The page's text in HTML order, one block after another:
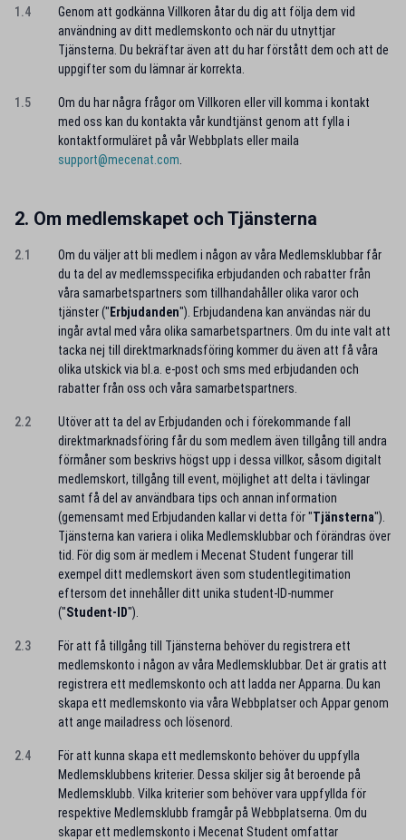
1.4
Genom att godkänna Villkoren åtar du dig att följa dem vid
användning av ditt medlemskonto och när du utnyttjar
Tjänsterna. Du bekräftar även att du har förstått dem och att de
uppgifter som du lämnar är korrekta.
1.5
Om du har några frågor om Villkoren eller vill komma i kontakt
med oss kan du kontakta vår kundtjänst genom att fylla i
kontaktformuläret på vår Webbplats eller maila
support@mecenat.com
2. Om medlemskapet och Tjänsterna
2.1
Om du väljer att bli medlem i någon av våra Medlemsklubbar får
du ta del av medlemsspecifika erbjudanden och rabatter från
våra samarbetspartners som tillhandahåller olika varor och
tjänster (" Erbjudanden"). Erbjudandena kan användas när du
ingår avtal med våra olika samarbetspartners. Om du inte valt att
tacka nej till direktmarknadsföring kommer du även att få våra
olika utskick via bl.a. e-post och sms med erbjudanden och
rabatter från oss och våra samarbetspartners.
2.2
Utöver att ta del av Erbjudanden och i förekommande fall
direktmarknadsföring får du som medlem även tillgång till andra
förmåner som beskrivs högst upp i dessa villkor, såsom digitalt
medlemskort, tillgång till event, möjlighet att delta i tävlingar
samt få del av användbara tips och annan information
(gemensamt med Erbjudanden kallar vi detta för "Tjänsterna").
Tjänsterna kan variera i olika Medlemsklubbar och förändras över
tid. För dig som är medlem i Mecenat Student fungerar till
exempel ditt medlemskort även som studentlegitimation
eftersom det innehåller ditt unika student-ID-nummer
("Student-ID").
2.3
För att få tillgång till Tjänsterna behöver du registrera ett
medlemskonto i någon av våra Medlemsklubbar. Det är gratis att
registrera ett medlemskonto och att ladda ner Apparna. Du kan
skapa ett medlemskonto via våra Webbplatser och Appar genom
att ange mailadress och lösenord.
2.4
För att kunna skapa ett medlemskonto behöver du uppfylla
Medlemsklubbens kriterier. Dessa skiljer sig åt beroende på
Medlemsklubb. Vilka kriterier som behöver vara uppfyllda för
respektive Medlemsklubb framgår på Webbplatserna. Om du
skapar ett medlemskonto i Mecenat Student omfattar